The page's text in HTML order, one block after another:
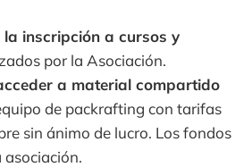
la inscripción a cursos y
por la Asociación.
a material compartido
de packrafting con tarifas
sin ánimo de lucro. Los fondos
asociación.